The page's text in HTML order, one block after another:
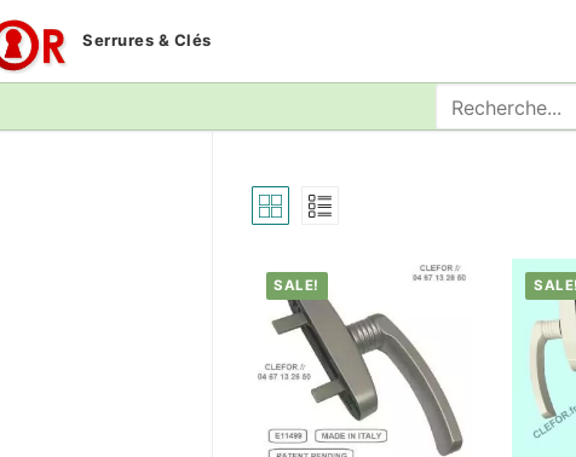
Serrures & Clés
Rechercher
:
SALE! SALE!